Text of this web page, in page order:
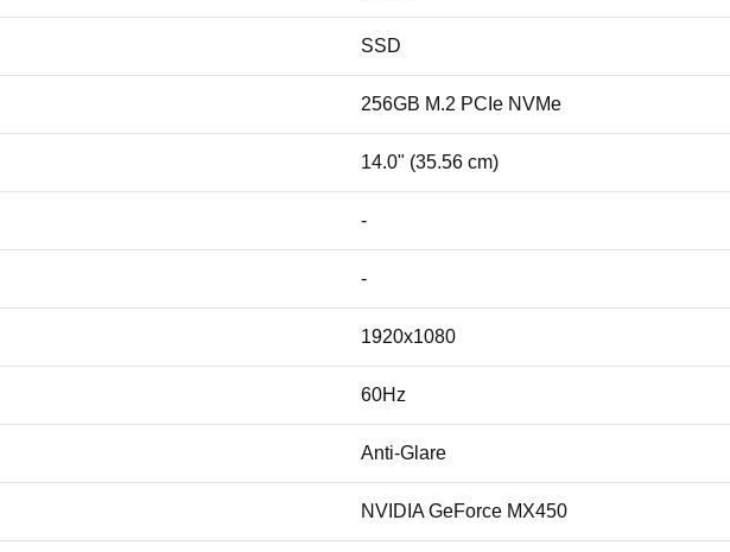
SSD
256GB M.2 PCIe NVMe
14.0" (35.56 cm)
-
-
1920x1080
60Hz
Anti-Glare
NVIDIA GeForce MX450